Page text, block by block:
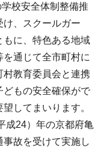
校安全体制整備推
、スクールガー
もに、特色ある地域
通じて全市町村に
村教育委員会と連携
どもの安全確保がで
してまいります。
成24）年の京都府亀
故を受けて実施し